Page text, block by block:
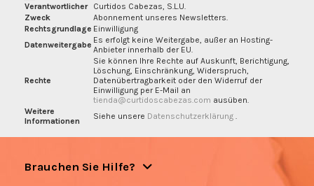
Verantwortlicher
Curtidos Cabezas, S.L.U.
Zweck
Abonnement unseres Newsletters.
Rechtsgrundlage Einwilligung
Datenweitergabe Es erfolgt keine Weitergabe, außer an Hosting-
Anbieter innerhalb der EU.
Rechte
Sie können Ihre Rechte auf Auskunft, Berichtigung,
Löschung, Einschränkung, Widerspruch,
Datenübertragbarkeit oder den Widerruf der
Einwilligung per E-Mail an
tienda@curtidoscabezas.com ausüben.
Weitere
Informationen
Siehe unsere Datenschutzerklärung
Brauchen Sie Hilfe?